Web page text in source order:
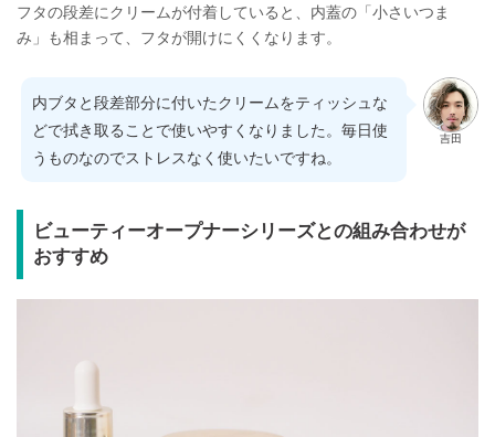
フタの段差にクリームが付着していると、内蓋の「小さいつま
み」も相まって、フタが開けにくくなります。
吉田
内ブタと段差部分に付いたクリームをティッシュな
どで拭き取ることで使いやすくなりました。毎日使
うものなのでストレスなく使いたいですね。
ビューティーオープナーシリーズとの組み合わせが
おすすめ